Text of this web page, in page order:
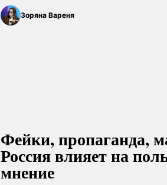
Зоряна Вареня
Фейки, пропаганда,
Россия влияет на
мнение